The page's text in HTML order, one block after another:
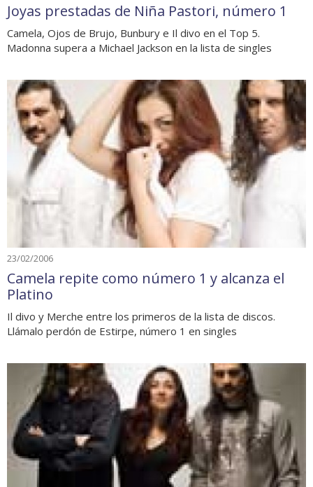
Joyas prestadas de Niña Pastori, número 1
Camela, Ojos de Brujo, Bunbury e Il divo en el Top 5.
Madonna supera a Michael Jackson en la lista de singles
23/02/2006
Camela repite como número 1 y alcanza el
Platino
Il divo y Merche entre los primeros de la lista de discos.
Llámalo perdón de Estirpe, número 1 en singles